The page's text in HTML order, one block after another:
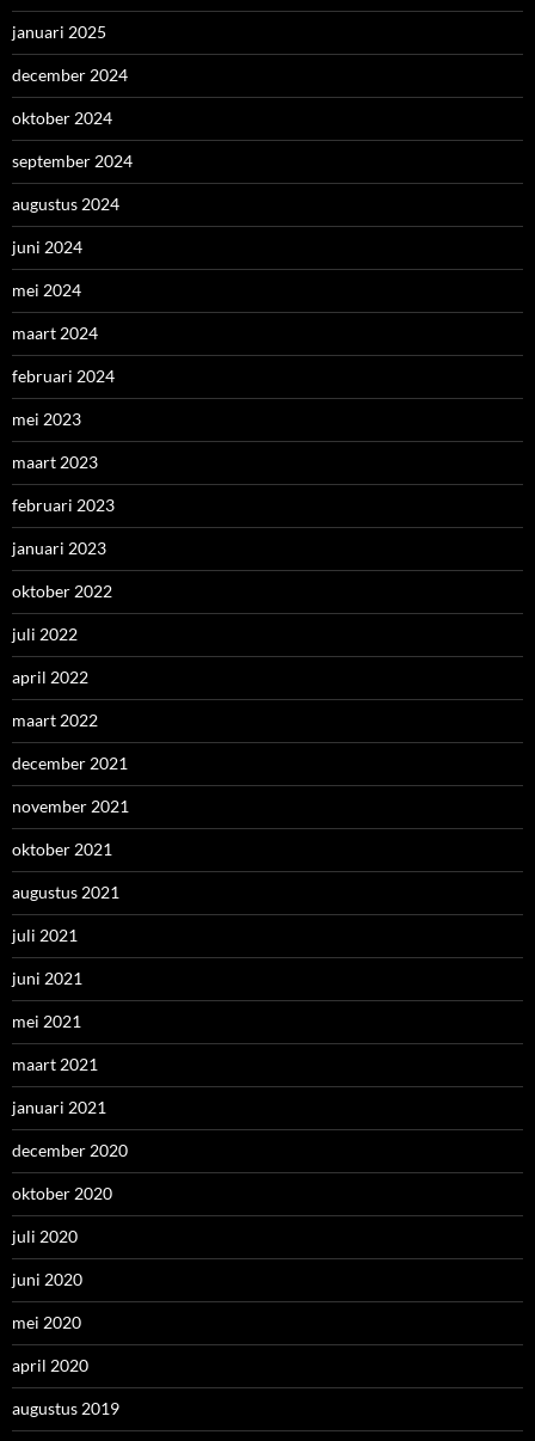
januari 2025
december 2024
oktober 2024
september 2024
augustus 2024
juni 2024
mei 2024
maart 2024
februari 2024
mei 2023
maart 2023
februari 2023
januari 2023
oktober 2022
juli 2022
april 2022
maart 2022
december 2021
november 2021
oktober 2021
augustus 2021
juli 2021
juni 2021
mei 2021
maart 2021
januari 2021
december 2020
oktober 2020
juli 2020
juni 2020
mei 2020
april 2020
augustus 2019